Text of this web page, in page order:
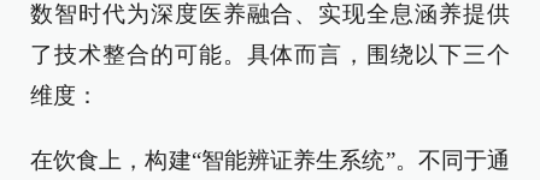
数智时代为深度医养融合、实现全息涵养提供
了技术整合的可能。具体而言，围绕以下三个
维度：
在饮食上，构建“智能辨证养生系统”。不同于通